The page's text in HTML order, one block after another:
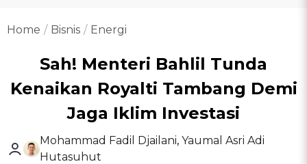
Home Bisnis Energi
Sah! Menteri Bahlil Tunda
Kenaikan Royalti Tambang Demi
Jaga Iklim Investasi
Mohammad Fadil Djailani, Yaumal Asri Adi
Hutasuhut